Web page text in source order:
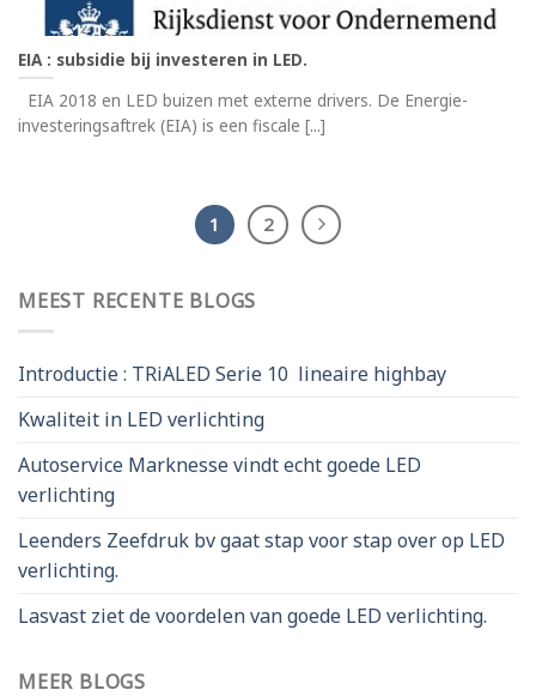
EIA : subsidie bij investeren in LED.
EIA 2018 en LED buizen met externe drivers. De Energie-
investeringsaftrek (EIA) is een fiscale [...]
1 2
MEEST RECENTE BLOGS
Introductie : TRiALED Serie 10 lineaire highbay
Kwaliteit in LED verlichting
Autoservice Marknesse vindt echt goede LED
verlichting
Leenders Zeefdruk bv gaat stap voor stap over op LED
verlichting.
Lasvast ziet de voordelen van goede LED verlichting.
MEER BLOGS